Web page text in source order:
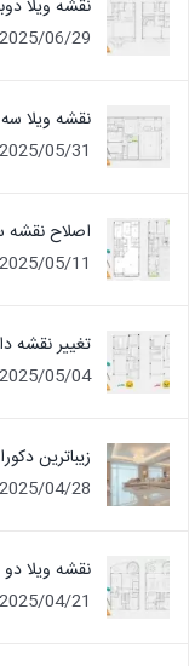
نقشه ویلا دوبلکس
2025/06/29
نقشه ویلا
2025/05/31
اصلاح نقشه
2025/05/11
تغییر نقشه
2025/05/04
زیباترین
2025/04/28
نقشه ویلا
2025/04/21